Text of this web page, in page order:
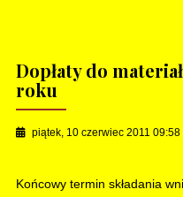
Dopłaty do
roku
piątek, 10 czerwiec 2011 09:58
Końcowy termin składania